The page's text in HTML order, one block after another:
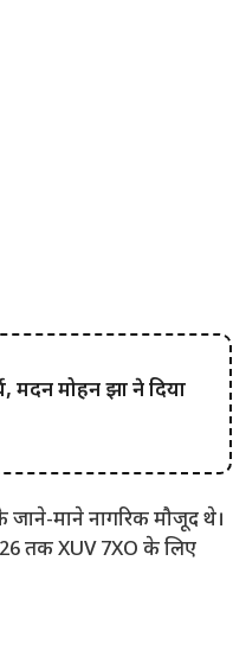
मदन मोहन झा ने दिया
जाने-माने नागरिक मौजूद थे।
तक XUV 7XO के लिए